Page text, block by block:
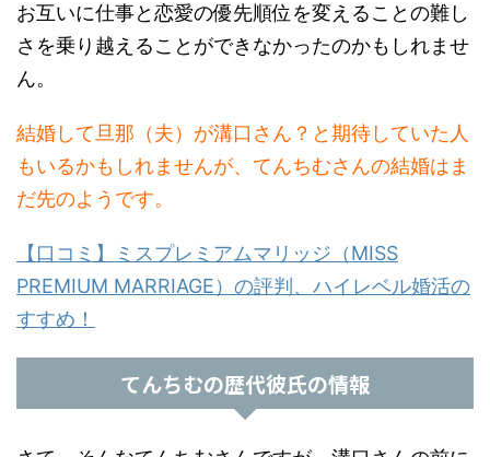
お互いに仕事と恋愛の優先順位を変えることの難し
さを乗り越えることができなかったのかもしれませ
ん。
結婚して旦那（夫）が溝口さん？と期待していた人
もいるかもしれませんが、てんちむさんの結婚はま
だ先のようです。
【口コミ】ミスプレミアムマリッジ（MISS
PREMIUM MARRIAGE）の評判、ハイレベル婚活の
すすめ！
てんちむの歴代彼氏の情報